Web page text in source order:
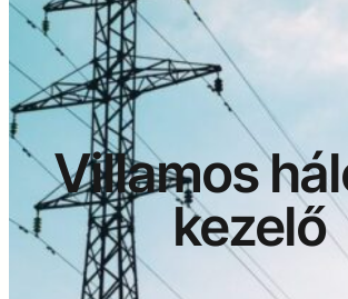
Villamos
kezelő